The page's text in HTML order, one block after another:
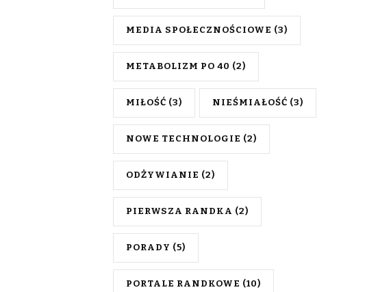
MEDIA SPOŁECZNOŚCIOWE (3)
METABOLIZM PO 40 (2)
MIŁOŚĆ (3) NIEŚMIAŁOŚĆ (3)
NOWE TECHNOLOGIE (2)
ODŻYWIANIE (2)
PIERWSZA RANDKA (2)
PORADY (5)
PORTALE RANDKOWE (10)